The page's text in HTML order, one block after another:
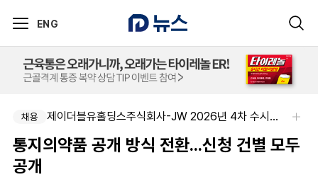
ENG
채용 제이더블유홀딩스주식회사-JW 2026년 4차 수시채용
통지의약품 공개 방식 전환...신청 건별 모두
공개